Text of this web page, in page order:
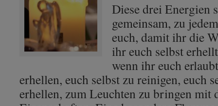
Diese drei Energien
gemeinsam, zu
euch, damit ihr die
ihr euch selbst
wenn ihr euch
erhellen, euch selbst zu reinigen, euch
erhellen, zum Leuchten zu bringen mit